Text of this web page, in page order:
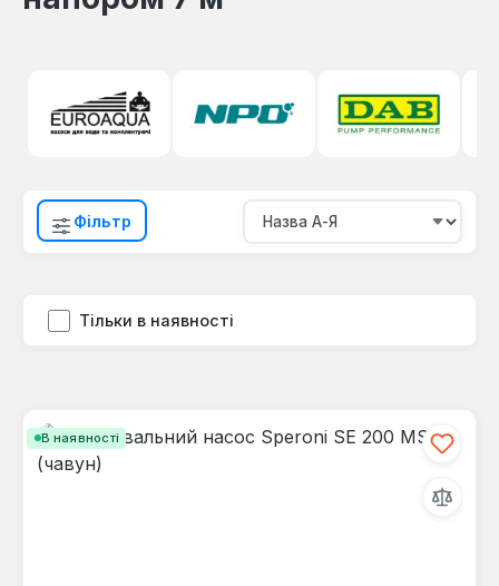
Фільтр
Тільки в наявності
В наявності